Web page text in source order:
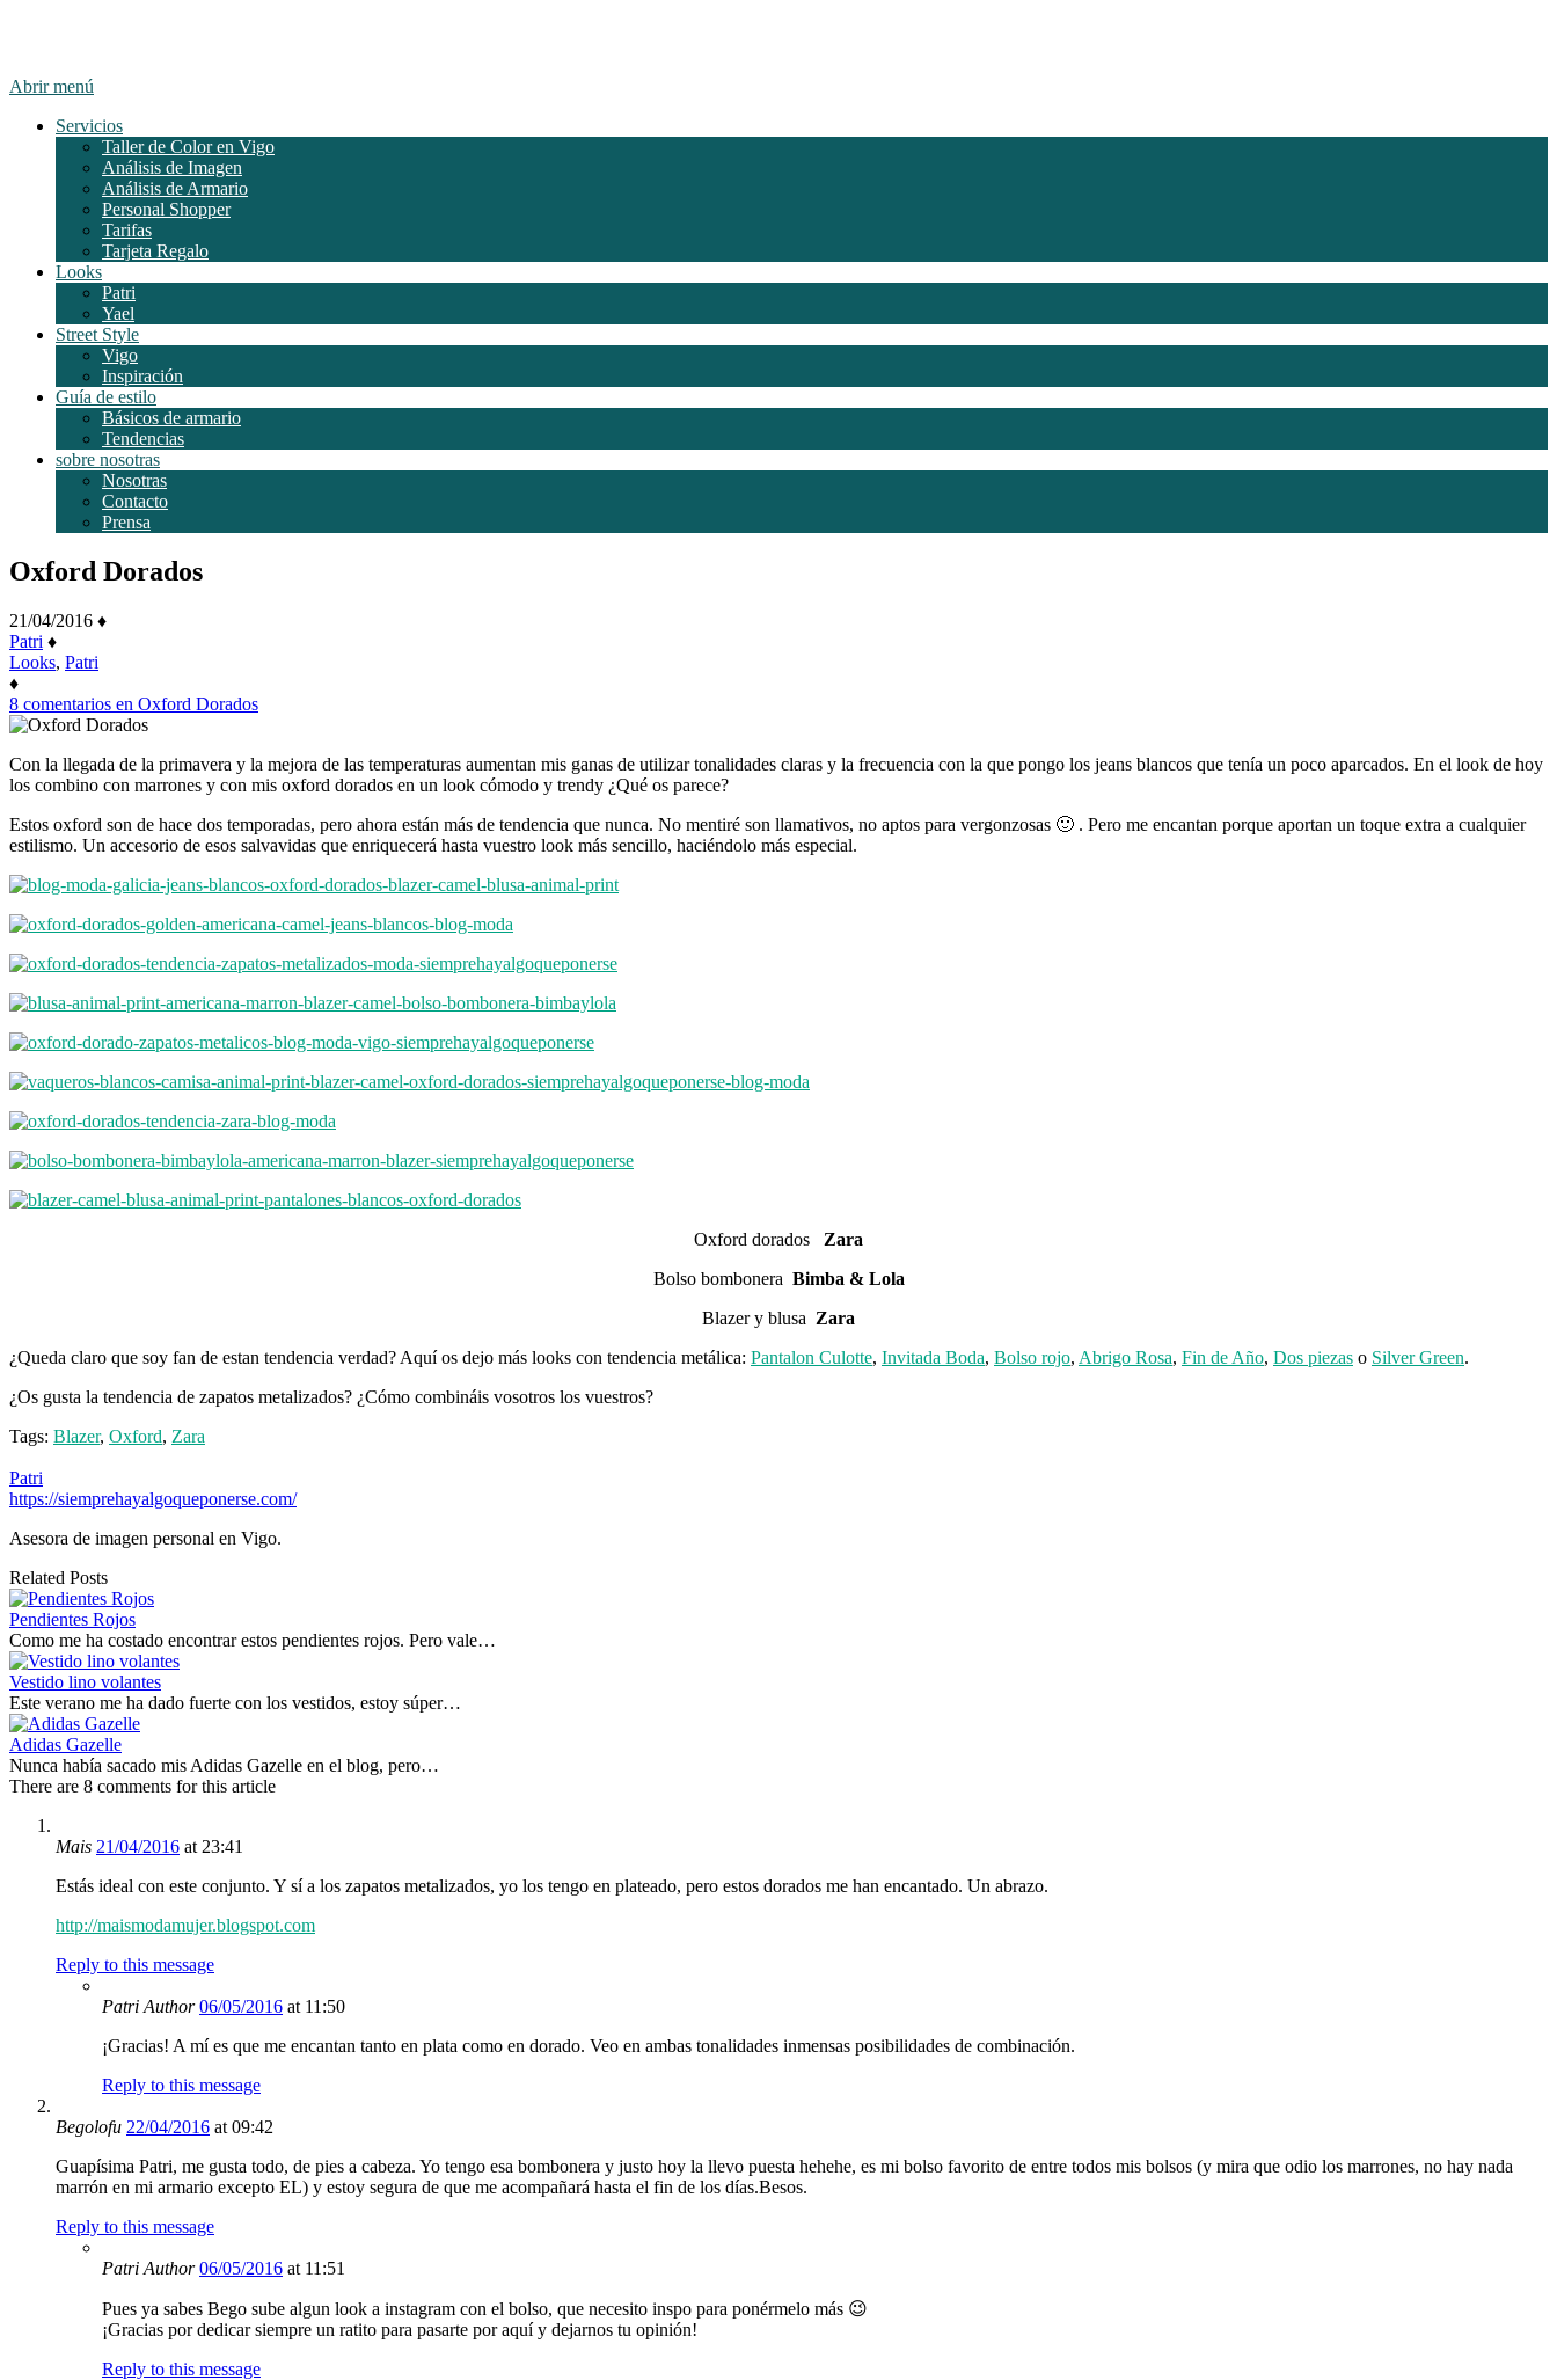
Abrir menú
Servicios
Taller de Color en Vigo
Análisis de Imagen
Análisis de Armario
Personal Shopper
Tarifas
Tarjeta Regalo
Looks
Patri
Yael
Street Style
Vigo
Inspiración
Guía de estilo
Básicos de armario
Tendencias
sobre nosotras
Nosotras
Contacto
Prensa
Oxford Dorados
21/04/2016 ♦
Patri ♦
Looks, Patri
♦
8 comentarios en Oxford Dorados
Con la llegada de la primavera y la mejora de las temperaturas aumentan mis ganas de utilizar tonalidades claras y la frecuencia con la que pongo los jeans blancos que tenía un poco aparcados. En el look de hoy
los combino con marrones y con mis oxford dorados en un look cómodo y trendy ¿Qué os parece?
Estos oxford son de hace dos temporadas, pero ahora están más de tendencia que nunca. No mentiré son llamativos, no aptos para vergonzosas 🙂 . Pero me encantan porque aportan un toque extra a cualquier
estilismo. Un accesorio de esos salvavidas que enriquecerá hasta vuestro look más sencillo, haciéndolo más especial.
Oxford dorados Zara
Bolso bombonera Bimba & Lola
Blazer y blusa Zara
¿Queda claro que soy fan de estan tendencia verdad? Aquí os dejo más looks con tendencia metálica: Pantalon Culotte, Invitada Boda, Bolso rojo, Abrigo Rosa, Fin de Año, Dos piezas o Silver Green.
¿Os gusta la tendencia de zapatos metalizados? ¿Cómo combináis vosotros los vuestros?
Tags: Blazer, Oxford, Zara
Patri
https://siemprehayalgoqueponerse.com/
Asesora de imagen personal en Vigo.
Related Posts
Pendientes Rojos
Como me ha costado encontrar estos pendientes rojos. Pero vale…
Vestido lino volantes
Este verano me ha dado fuerte con los vestidos, estoy súper…
Adidas Gazelle
Nunca había sacado mis Adidas Gazelle en el blog, pero…
There are 8 comments for this article
Mais 21/04/2016 at 23:41
Estás ideal con este conjunto. Y sí a los zapatos metalizados, yo los tengo en plateado, pero estos dorados me han encantado. Un abrazo.
http://maismodamujer.blogspot.com
Reply to this message
Patri Author 06/05/2016 at 11:50
¡Gracias! A mí es que me encantan tanto en plata como en dorado. Veo en ambas tonalidades inmensas posibilidades de combinación.
Reply to this message
Begolofu 22/04/2016 at 09:42
Guapísima Patri, me gusta todo, de pies a cabeza. Yo tengo esa bombonera y justo hoy la llevo puesta hehehe, es mi bolso favorito de entre todos mis bolsos (y mira que odio los marrones, no hay nada
marrón en mi armario excepto EL) y estoy segura de que me acompañará hasta el fin de los días.Besos.
Reply to this message
Patri Author 06/05/2016 at 11:51
Pues ya sabes Bego sube algun look a instagram con el bolso, que necesito inspo para ponérmelo más 😉
¡Gracias por dedicar siempre un ratito para pasarte por aquí y dejarnos tu opinión!
Reply to this message